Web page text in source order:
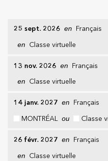
25 sept. 2026 en Français
en Classe virtuelle
13 nov. 2026 en Français
en Classe virtuelle
14 janv. 2027 en
Français
MONTRÉAL ou Classe
26 févr. 2027 en Français
en Classe virtuelle